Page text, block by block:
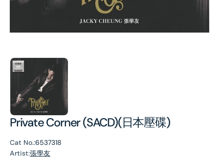
Private Corner (SACD)(日本壓碟)
Cat No.:6537318
Artist:張學友